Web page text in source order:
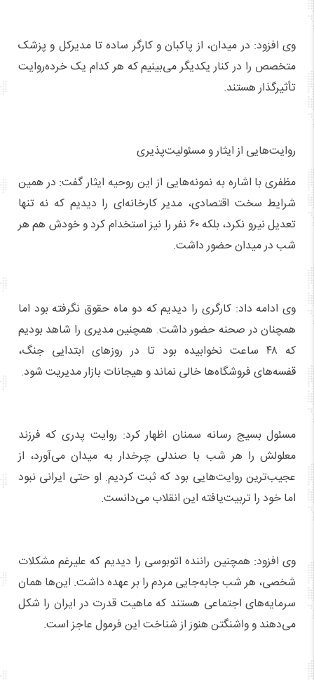
وی افزود: در میدان، از پاکبان و کارگر ساده تا مدیرکل و پزشک
متخصص را در کنار یکدیگر می‌بینیم که هر کدام یک خرده‌روایت
تأثیرگذار هستند.
روایت‌هایی از ایثار و مسئولیت‌پذیری
مظفری با اشاره به نمونه‌هایی از این روحیه ایثار گفت: در همین
شرایط سخت اقتصادی، مدیر کارخانه‌ای را دیدیم که نه تنها
تعدیل نیرو نکرد، بلکه ۶۰ نفر را نیز استخدام کرد و خودش هم هر
شب در میدان حضور داشت.
وی ادامه داد: کارگری را دیدیم که دو ماه حقوق نگرفته بود اما
همچنان در صحنه حضور داشت. همچنین مدیری را شاهد بودیم
که ۴۸ ساعت نخوابیده بود تا در روزهای ابتدایی جنگ،
قفسه‌های فروشگاه‌ها خالی نماند و هیجانات بازار مدیریت شود.
مسئول بسیج رسانه سمنان اظهار کرد: روایت پدری که فرزند
معلولش را هر شب با صندلی چرخدار به میدان می‌آورد، از
عجیب‌ترین روایت‌هایی بود که ثبت کردیم. او حتی ایرانی نبود
اما خود را تربیت‌یافته این انقلاب می‌دانست.
وی افزود: همچنین راننده اتوبوسی را دیدیم که علیرغم مشکلات
شخصی، هر شب جابه‌جایی مردم را بر عهده داشت. این‌ها همان
سرمایه‌های اجتماعی هستند که ماهیت قدرت در ایران را شکل
می‌دهند و واشنگتن هنوز از شناخت این فرمول عاجز است.